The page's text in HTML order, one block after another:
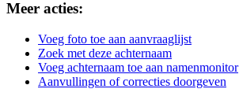
Meer acties:
Voeg foto toe aan aanvraaglijst
Zoek met deze achternaam
Voeg achternaam toe aan namenmonitor
Aanvullingen of correcties doorgeven